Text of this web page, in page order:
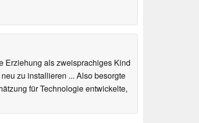
Erziehung als zweisprachiges Kind
zu installieren ... Also besorgte
für Technologie entwickelte,